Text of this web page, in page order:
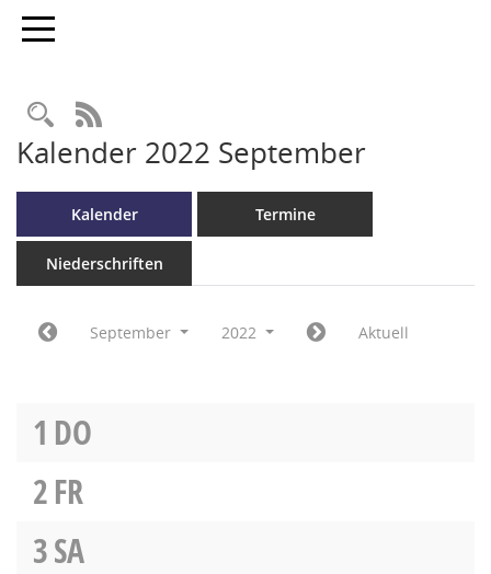
Toggle navigation
RSS-Feed
Kalender 2022 September
Kalender Termine
Niederschriften
September 2022 Aktuell
1 DO
2FR
3SA